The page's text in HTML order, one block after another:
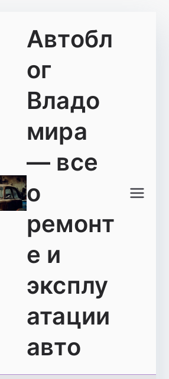
Автобл
ог
Владо
мира
— все
о
ремонт
е и
эксплу
атации
авто